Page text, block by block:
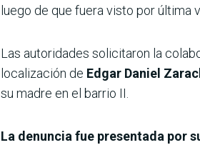
luego de que fuera visto por última
Las autoridades solicitaron la
localización de Edgar Daniel
su madre en el barrio II.
La denuncia fue presentada por